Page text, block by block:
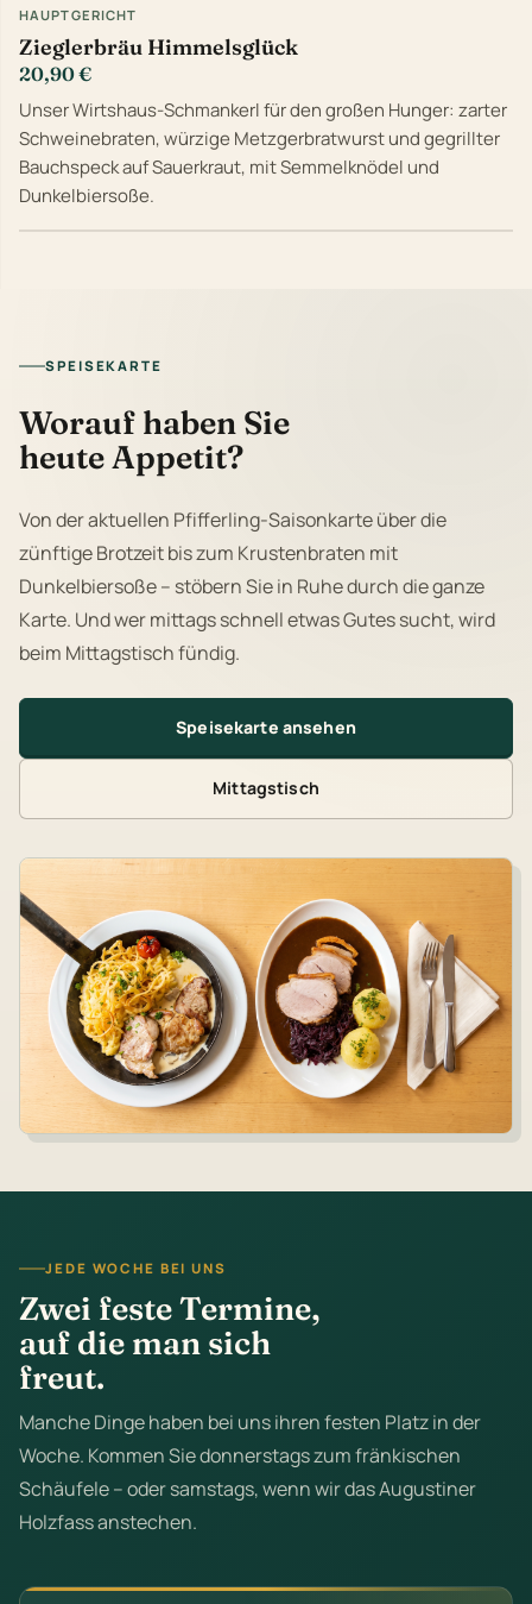
HAUPTGERICHT
Zieglerbräu Himmelsglück
20,90 €
Unser Wirtshaus-Schmankerl für den großen Hunger: zarter
Schweinebraten, würzige Metzgerbratwurst und gegrillter
Bauchspeck auf Sauerkraut, mit Semmelknödel und
Dunkelbiersoße.
SPEISEKARTE
Worauf haben Sie
heute Appetit?
Von der aktuellen Pfifferling-Saisonkarte über die
zünftige Brotzeit bis zum Krustenbraten mit
Dunkelbiersoße – stöbern Sie in Ruhe durch die ganze
Karte. Und wer mittags schnell etwas Gutes sucht, wird
beim Mittagstisch fündig.
Speisekarte ansehen
Mittagstisch
JEDE WOCHE BEI UNS
Zwei feste Termine,
auf die man sich
freut.
Manche Dinge haben bei uns ihren festen Platz in der
Woche. Kommen Sie donnerstags zum fränkischen
Schäufele – oder samstags, wenn wir das Augustiner
Holzfass anstechen.